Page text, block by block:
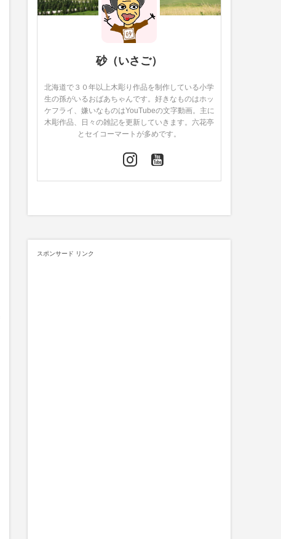
砂（いさご）
北海道で３０年以上木彫り作品を制作している小学
生の孫がいるおばあちゃんです。好きなものはホッ
ケフライ、嫌いなものはYouTubeの文字動画。主に
木彫作品、日々の雑記を更新していきます。六花亭
とセイコーマートが多めです。
スポンサード リンク